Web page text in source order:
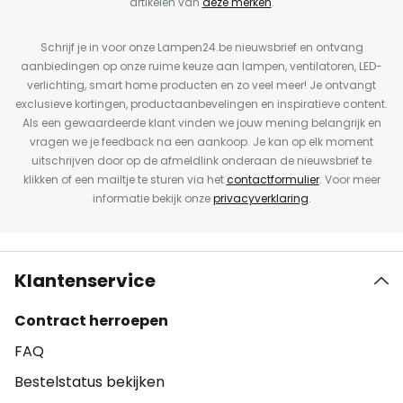
Schrijf je in voor onze Lampen24.be nieuwsbrief en ontvang
aanbiedingen op onze ruime keuze aan lampen, ventilatoren, LED-
verlichting, smart home producten en zo veel meer! Je ontvangt
exclusieve kortingen, productaanbevelingen en inspiratieve content.
Als een gewaardeerde klant vinden we jouw mening belangrijk en
vragen we je feedback na een aankoop. Je kan op elk moment
uitschrijven door op de afmeldlink onderaan de nieuwsbrief te
klikken of een mailtje te sturen via hetcontactformulier. Voor meer
informatie bekijk onzeprivacyverklaring.
Klantenservice
Contract herroepen
FAQ
Bestelstatus bekijken